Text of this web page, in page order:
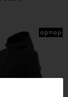
op=op